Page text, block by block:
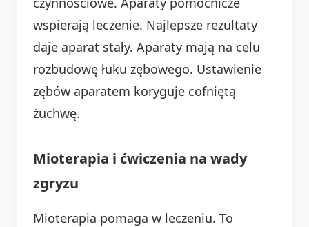
wspierają leczenie. Najlepsze rezultaty
daje aparat stały. Aparaty mają na celu
rozbudowę łuku zębowego. Ustawienie
zębów aparatem koryguje cofniętą
żuchwę.
Mioterapia i ćwiczenia na wady
zgryzu
Mioterapia pomaga w leczeniu. To